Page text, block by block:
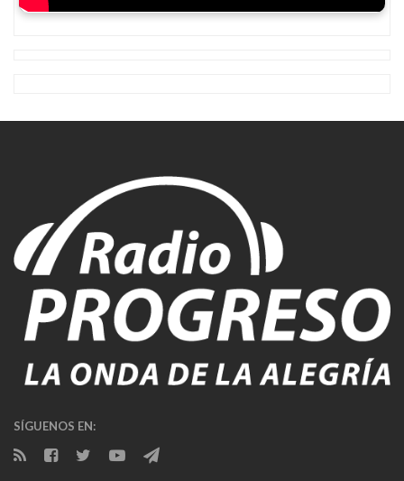
SÍGUENOS EN: